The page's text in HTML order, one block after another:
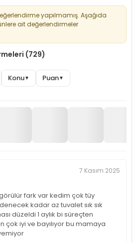
yapılmamış. Aşağıda
ait değerlendirmeler
(729)
Konu▼ Puan▼
7 Kasım 2025
fark var kedim çok tüy
kadar az tuvalet sık sık
düzeldi 1 aylık bi süreçten
iyi ve bayılıyor bu mamaya